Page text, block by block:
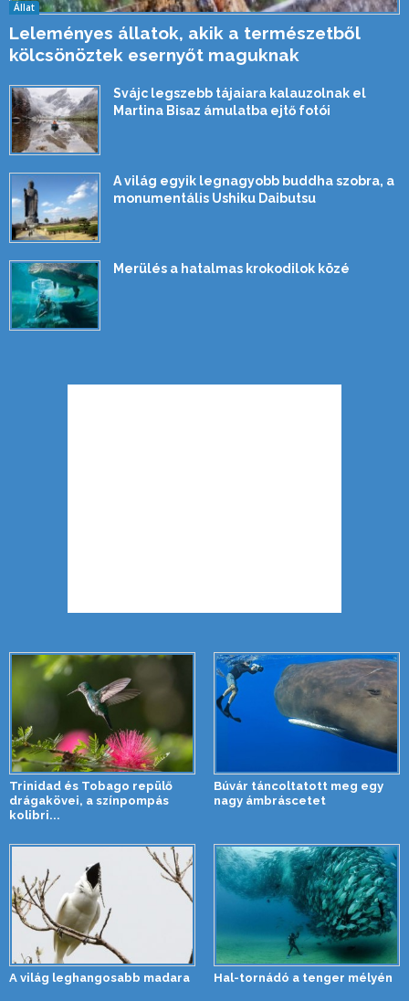
Állat
Leleményes állatok, akik a természetből
kölcsönöztek esernyőt maguknak
Svájc legszebb tájaiara kalauzolnak el
Martina Bisaz ámulatba ejtő fotói
A világ egyik legnagyobb buddha szobra, a
monumentális Ushiku Daibutsu
Merülés a hatalmas krokodilok közé
Trinidad és Tobago repülő
drágakövei, a színpompás
kolibri...
Búvár táncoltatott meg egy
nagy ámbráscetet
A világ leghangosabb madara Hal-tornádó a tenger mélyén